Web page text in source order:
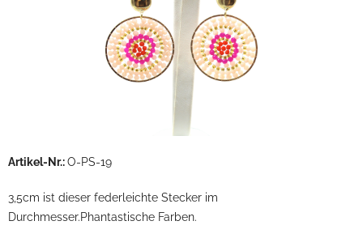
Artikel-Nr.:O-PS-19
3,5cm ist dieser federleichte Stecker im
Durchmesser.Phantastische Farben.